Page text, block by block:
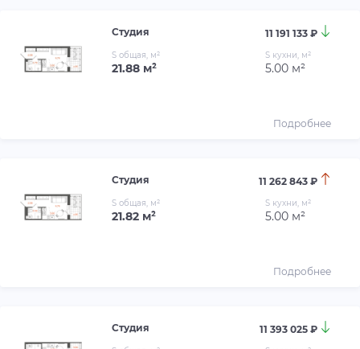
Студия 11 191 133 ₽
S общая, м²
21.88 м²
S кухни, м²
5.00 м²
Подробнее
Студия 11 262 843 ₽
S общая, м²
21.82 м²
S кухни, м²
5.00 м²
Подробнее
Студия 11 393 025 ₽